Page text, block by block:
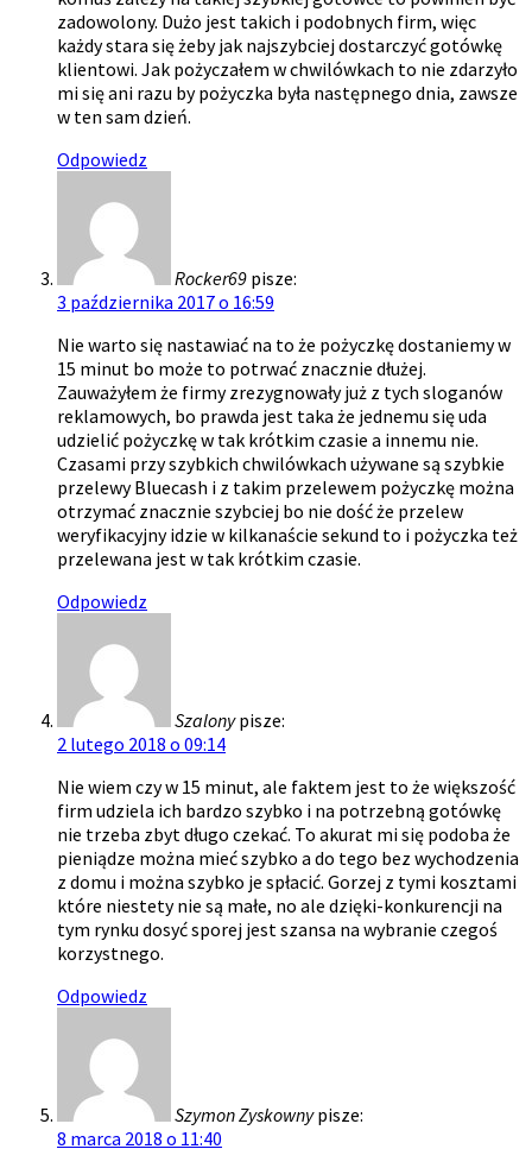
zadowolony. Dużo jest takich i podobnych firm, więc
każdy stara się żeby jak najszybciej dostarczyć gotówkę
klientowi. Jak pożyczałem w chwilówkach to nie zdarzyło
mi się ani razu by pożyczka była następnego dnia, zawsze
w ten sam dzień.
Odpowiedz
Rocker69 pisze:
3 października 2017 o 16:59
Nie warto się nastawiać na to że pożyczkę dostaniemy w
15 minut bo może to potrwać znacznie dłużej.
Zauważyłem że firmy zrezygnowały już z tych sloganów
reklamowych, bo prawda jest taka że jednemu się uda
udzielić pożyczkę w tak krótkim czasie a innemu nie.
Czasami przy szybkich chwilówkach używane są szybkie
przelewy Bluecash i z takim przelewem pożyczkę można
otrzymać znacznie szybciej bo nie dość że przelew
weryfikacyjny idzie w kilkanaście sekund to i pożyczka też
przelewana jest w tak krótkim czasie.
Odpowiedz
Szalony pisze:
2 lutego 2018 o 09:14
Nie wiem czy w 15 minut, ale faktem jest to że większość
firm udziela ich bardzo szybko i na potrzebną gotówkę
nie trzeba zbyt długo czekać. To akurat mi się podoba że
pieniądze można mieć szybko a do tego bez wychodzenia
z domu i można szybko je spłacić. Gorzej z tymi kosztami
które niestety nie są małe, no ale dzięki-konkurencji na
tym rynku dosyć sporej jest szansa na wybranie czegoś
korzystnego.
Odpowiedz
Szymon Zyskowny pisze:
8 marca 2018 o 11:40